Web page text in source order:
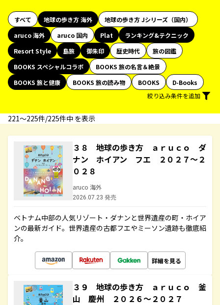
すべて 地球の歩き方 海外
地球の歩き方 Jシリーズ（国内）
aruco 海外
aruco 国内 Plat
ランキング&テクニック
Resort Style
島旅 御朱印 歴史時代
旅の図鑑
BOOKS スペシャルコラボ
BOOKS 旅の名言＆絶景
BOOKS 旅と健康
BOOKS 旅の読み物 BOOKS
D-Books
絞り込み条件を追加
221〜225件/225件中 を表示
３８ 地球の歩き方 ａｒｕｃｏ ダ
ナン ホイアン フエ ２０２７～２
０２８
aruco 海外
2026.07.23 発売
ベトナム中部の人気リゾート・ダナンと世界遺産の町・ホイア
ンの最新ガイド。世界遺産の古都フエやミーソン遺跡も徹底紹
介。
詳細を見る
３９ 地球の歩き方 ａｒｕｃｏ 釜
山 慶州 ２０２６～２０２７